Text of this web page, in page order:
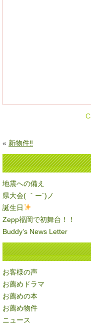
« 新物件‼
地震への備え
県大会( ｀ー´)ノ
誕生日
Zepp福岡で初舞台！！
Buddy’s News Letter
お客様の声
お薦めドラマ
お薦めの本
お薦め物件
ニュース